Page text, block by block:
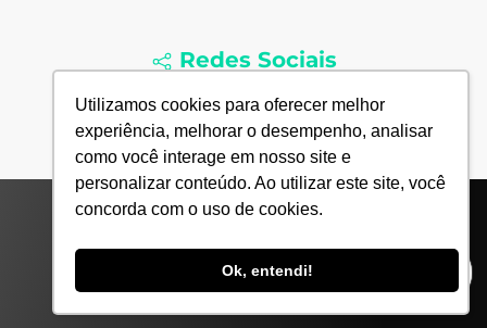
Utilizamos cookies para oferecer melhor
experiência, melhorar o desempenho, analisar
como você interage em nosso site e
personalizar conteúdo. Ao utilizar este site, você
concorda com o uso de cookies.
Ok, entendi!
Redes Sociais
© 2022 Todos Direitos Reservados - Agência Next4
Comunicação Digital Ltda.
Desde 2005 até hoje.In hoc Signus vinces